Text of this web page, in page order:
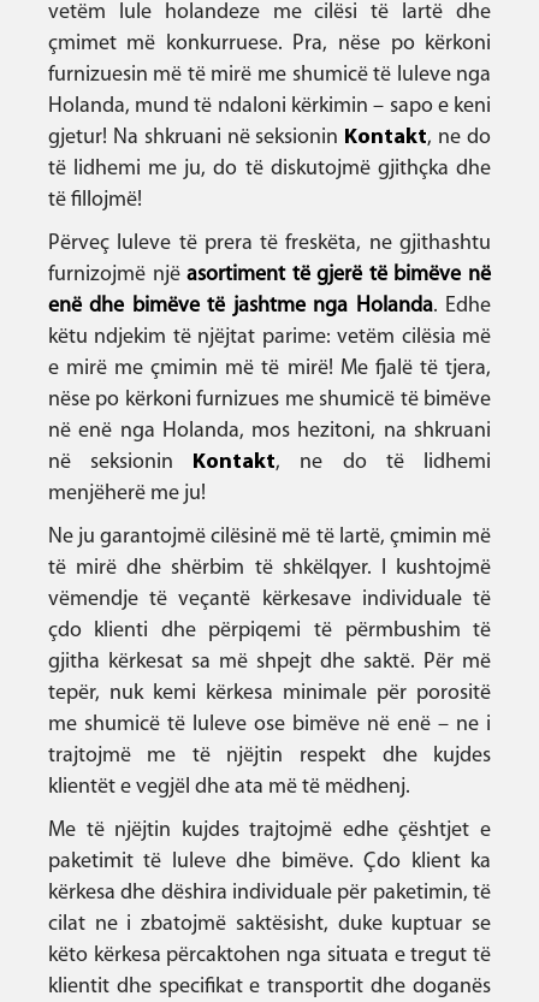
vetëm lule holandeze me cilësi të lartë dhe
çmimet më konkurruese. Pra, nëse po kërkoni
furnizuesin më të mirë me shumicë të luleve nga
Holanda, mund të ndaloni kërkimin – sapo e keni
gjetur! Na shkruani në seksionin Kontakt, ne do
të lidhemi me ju, do të diskutojmë gjithçka dhe
të fillojmë!
Përveç luleve të prera të freskëta, ne gjithashtu
furnizojmë njëasortiment të gjerë të bimëve në
enë dhe bimëve të jashtme nga Holanda. Edhe
këtu ndjekim të njëjtat parime: vetëm cilësia më
e mirë me çmimin më të mirë! Me fjalë të tjera,
nëse po kërkoni furnizues me shumicë të bimëve
në enë nga Holanda, mos hezitoni, na shkruani
në seksionin Kontakt, ne do të lidhemi
menjëherë me ju!
Ne ju garantojmë cilësinë më të lartë, çmimin më
të mirë dhe shërbim të shkëlqyer. I kushtojmë
vëmendje të veçantë kërkesave individuale të
çdo klienti dhe përpiqemi të përmbushim të
gjitha kërkesat sa më shpejt dhe saktë. Për më
tepër, nuk kemi kërkesa minimale për porositë
me shumicë të luleve ose bimëve në enë – ne i
trajtojmë me të njëjtin respekt dhe kujdes
klientët e vegjël dhe ata më të mëdhenj.
Me të njëjtin kujdes trajtojmë edhe çështjet e
paketimit të luleve dhe bimëve. Çdo klient ka
kërkesa dhe dëshira individuale për paketimin, të
cilat ne i zbatojmë saktësisht, duke kuptuar se
këto kërkesa përcaktohen nga situata e tregut të
klientit dhe specifikat e transportit dhe doganës